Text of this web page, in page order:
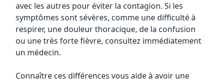
avec les autres pour éviter la contagion. Si les
symptômes sont sévères, comme une difficulté à
respirer, une douleur thoracique, de la confusion
ou une très forte fièvre, consultez immédiatement
un médecin.
Connaître ces différences vous aide à avoir une